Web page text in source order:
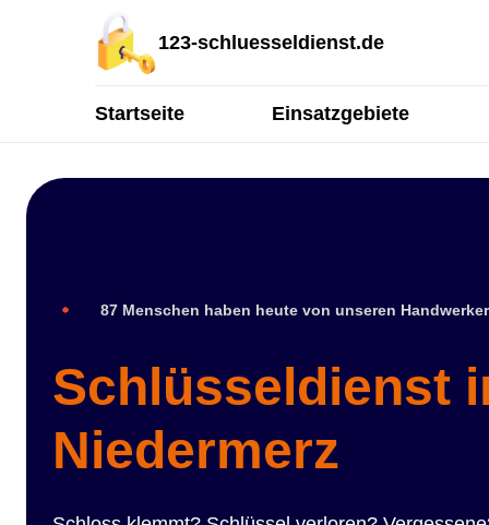
123-schluesseldienst.de
Startseite Einsatzgebiete
87 Menschen haben heute von unseren
Schlüsseldienst
Niedermerz